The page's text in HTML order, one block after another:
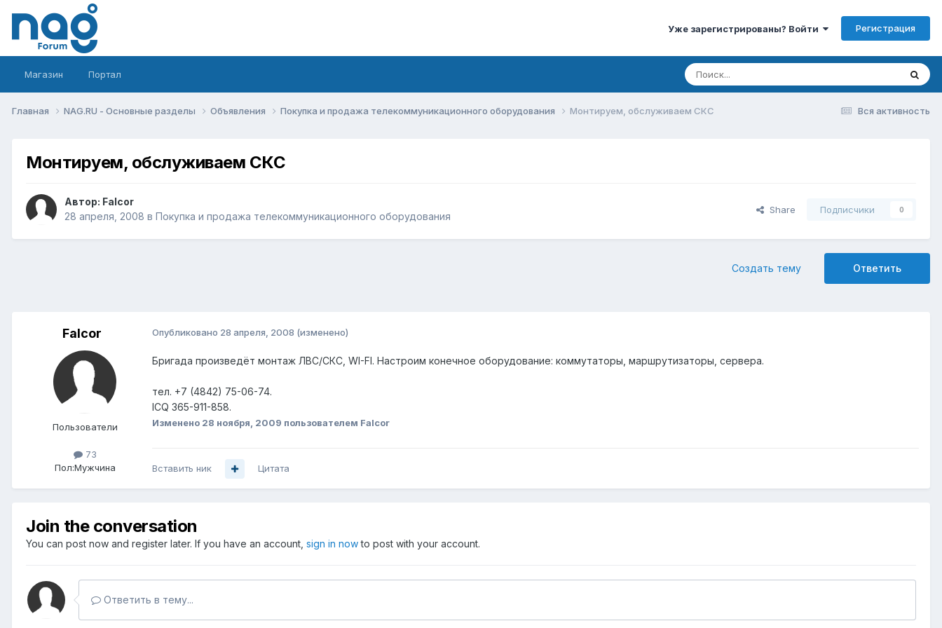
Уже зарегистрированы? Войти Регистрация
Магазин Портал
Вся активность
Главная NAG.RU - Основные разделы Объявления Покупка и продажа телекоммуникационного оборудования Монтируем, обслуживаем СКС
Монтируем, обслуживаем СКС
Автор: Falcor
28 апреля, 2008 в Покупка и продажа телекоммуникационного оборудования
Share Подписчики 0
Ответить
Создать тему
Falcor
Пользователи
73
Пол:Мужчина
Опубликовано 28 апреля, 2008 (изменено)
Бригада произведёт монтаж ЛВС/СКС, WI-FI. Настроим конечное оборудование: коммутаторы, маршрутизаторы, сервера.
тел. +7 (4842) 75-06-74.
ICQ 365-911-858.
Изменено 28 ноября, 2009 пользователем Falcor
Вставить ник Цитата
Join the conversation
You can post now and register later. If you have an account, sign in nowto post with your account.
Ответить в тему...